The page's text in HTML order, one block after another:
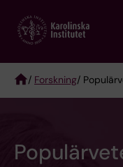
main
Breadcrumb
/ Forskning/